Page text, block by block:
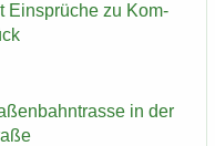
Ein­sprü­che zu Kom­
in der